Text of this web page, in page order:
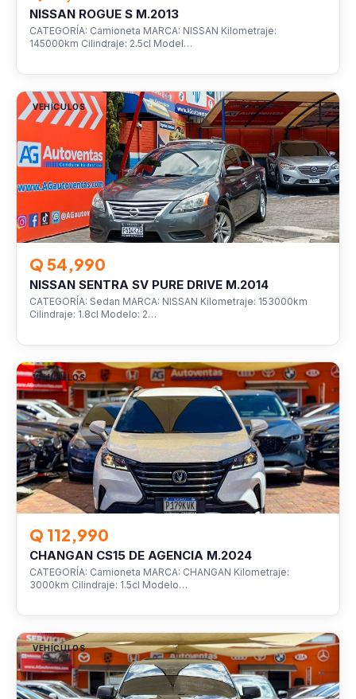
NISSAN ROGUE S M.2013
CATEGORÍA: Camioneta MARCA: NISSAN Kilometraje:
145000km Cilindraje: 2.5cl Model…
VEHÍCULOS
Q 54,990
NISSAN SENTRA SV PURE DRIVE M.2014
CATEGORÍA: Sedan MARCA: NISSAN Kilometraje: 153000km
Cilindraje: 1.8cl Modelo: 2…
VEHÍCULOS
Q 112,990
CHANGAN CS15 DE AGENCIA M.2024
CATEGORÍA: Camioneta MARCA: CHANGAN Kilometraje:
3000km Cilindraje: 1.5cl Modelo…
VEHÍCULOS